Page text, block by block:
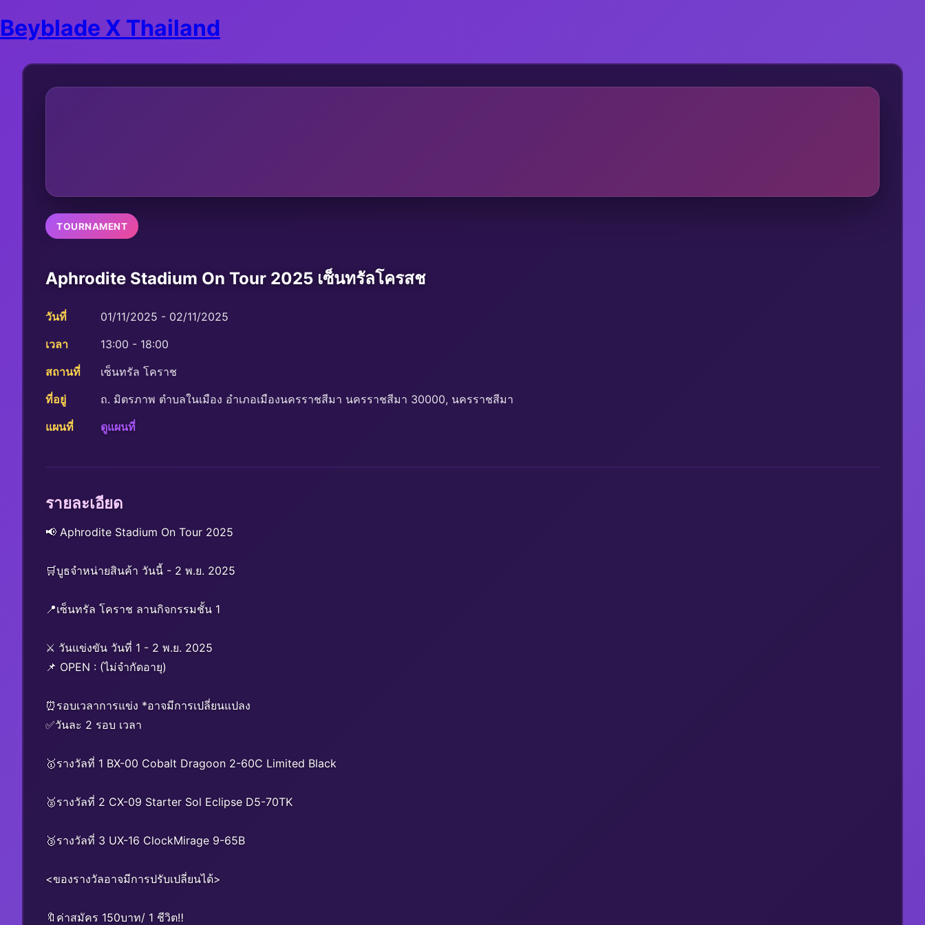
Beyblade X Thailand
TOURNAMENT
Aphrodite Stadium On Tour 2025 เซ็นทรัลโครสช
วันที่
01/11/2025 - 02/11/2025
เวลา
13:00 - 18:00
สถานที่
เซ็นทรัล โคราช
ที่อยู่
ถ. มิตรภาพ ตำบลในเมือง อำเภอเมืองนครราชสีมา นครราชสีมา 30000, นครราชสีมา
แผนที่
ดูแผนที่
รายละเอียด
📢 Aphrodite Stadium On Tour 2025
🛒บูธจำหน่ายสินค้า วันนี้ - 2 พ.ย. 2025
📍เซ็นทรัล โคราช ลานกิจกรรมชั้น 1
⚔️ วันแข่งขัน วันที่ 1 - 2 พ.ย. 2025
📌 OPEN : (ไม่จำกัดอายุ)
⏰รอบเวลาการแข่ง *อาจมีการเปลี่ยนแปลง
✅วันละ 2 รอบ เวลา
🥇รางวัลที่ 1 BX-00 Cobalt Dragoon 2-60C Limited Black
🥈รางวัลที่ 2 CX-09 Starter Sol Eclipse D5-70TK
🥉รางวัลที่ 3 UX-16 ClockMirage 9-65B
<ของรางวัลอาจมีการปรับเปลี่ยนได้>
🔖ค่าสมัคร 150บาท/ 1 ชีวิต‼️